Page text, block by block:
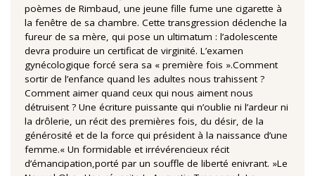
poèmes de Rimbaud, une jeune fille fume une cigarette à
la fenêtre de sa chambre. Cette transgression déclenche la
fureur de sa mère, qui pose un ultimatum : l’adolescente
devra produire un certificat de virginité. L’examen
gynécologique forcé sera sa « première fois ».Comment
sortir de l’enfance quand les adultes nous trahissent ?
Comment aimer quand ceux qui nous aiment nous
détruisent ? Une écriture puissante qui n’oublie ni l’ardeur ni
la drôlerie, un récit des premières fois, du désir, de la
générosité et de la force qui président à la naissance d’une
femme.« Un formidable et irrévérencieux récit
d’émancipation,porté par un souffle de liberté enivrant. »Le